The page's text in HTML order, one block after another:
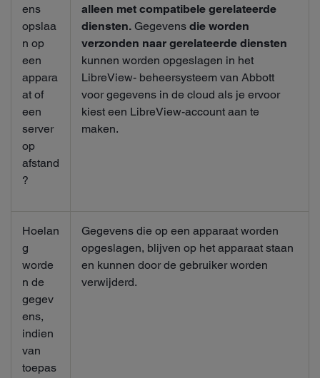
ens
opslaa
n op
een
appara
at of
een
server
op
afstand
?
alleen met compatibele gerelateerde
diensten. Gegevens die worden
verzonden naar gerelateerde diensten
kunnen worden opgeslagen in het
LibreView- beheersysteem van Abbott
voor gegevens in de cloud als je ervoor
kiest een LibreView-account aan te
maken.
Hoelan
g
worde
n de
gegev
ens,
indien
van
toepas
Gegevens die op een apparaat worden
opgeslagen, blijven op het apparaat staan
en kunnen door de gebruiker worden
verwijderd.